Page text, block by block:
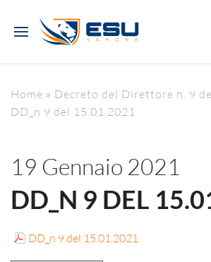
Home » Decreto del Direttore n. 9
DD_n 9 del 15.01.2021
19 Gennaio 2021
DD_N 9 DEL
DD_n 9 del 15.01.2021